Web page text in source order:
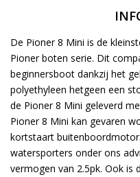
De Pioner 8 Mini is de
Pioner boten serie. Dit
beginnersboot dankzij het
polyethyleen hetgeen een
de Pioner 8 Mini geleverd
Pioner 8 Mini kan gevaren
kortstaart
watersporters onder ons
vermogen van 2.5pk. Ook is